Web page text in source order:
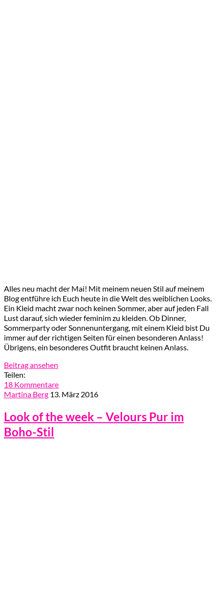
Alles neu macht der Mai! Mit meinem neuen Stil auf meinem
Blog entführe ich Euch heute in die Welt des weiblichen Looks.
Ein Kleid macht zwar noch keinen Sommer, aber auf jeden Fall
Lust darauf, sich wieder feminim zu kleiden. Ob Dinner,
Sommerparty oder Sonnenuntergang, mit einem Kleid bist Du
immer auf der richtigen Seiten für einen besonderen Anlass!
Übrigens, ein besonderes Outfit braucht keinen Anlass.
Beitrag ansehen
Teilen:
18 Kommentare
Martina Berg 13. März 2016
Look of the week – Velours Pur im
Boho-Stil